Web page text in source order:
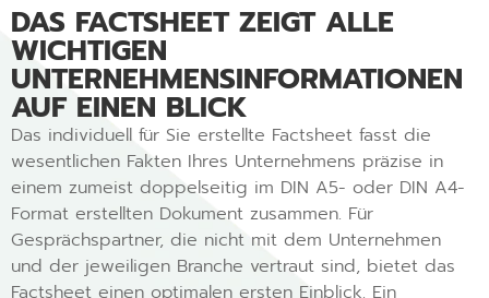
DAS FACTSHEET ZEIGT ALLE
WICHTIGEN
UNTERNEHMENSINFORMATIONEN
AUF EINEN BLICK
Das individuell für Sie erstellte Factsheet fasst die
wesentlichen Fakten Ihres Unternehmens präzise in
einem zumeist doppelseitig im DIN A5- oder DIN A4-
Format erstellten Dokument zusammen. Für
Gesprächspartner, die nicht mit dem Unternehmen
und der jeweiligen Branche vertraut sind, bietet das
Factsheet einen optimalen ersten Einblick. Ein